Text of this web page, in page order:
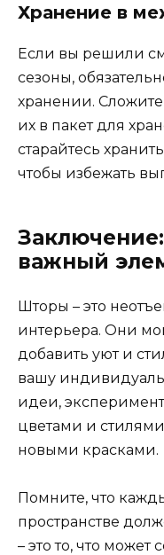
Хранение в
Если вы решили
сезоны,
хранении.
их в пакет для
старайтесь
чтобы избежать
важный
Шторы – это
интерьера. Они
добавить уют и
вашу
идеи,
цветами и
новыми красками.
Помните, что
пространстве
– это то, что может